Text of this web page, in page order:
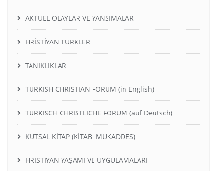
AKTUEL OLAYLAR VE YANSIMALAR
HRİSTİYAN TÜRKLER
TANIKLIKLAR
TURKISH CHRISTIAN FORUM (in English)
TURKISCH CHRISTLICHE FORUM (auf Deutsch)
KUTSAL KİTAP (KİTABI MUKADDES)
HRİSTİYAN YAŞAMI VE UYGULAMALARI